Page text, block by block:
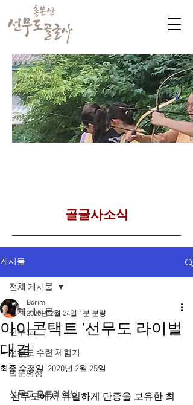
​골굴사소식
게시물
전체 게시물
선무도
선무도 수련 체험기
법문명상
선무도 홈트레이닝
전체 게시물
아이콘택트 '선무도 라이벌
대결'
Borim
2020년 2월 24일 1분 분량
최종 수정일: 2020년 2월 25일
선무도에서 유일하게 단증을 보유한 최